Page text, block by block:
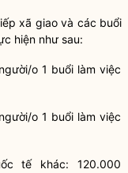
xã giao và các buổi
hiện như sau:
o 1 buổi làm việc
o 1 buổi làm việc
tế khác: 120.000